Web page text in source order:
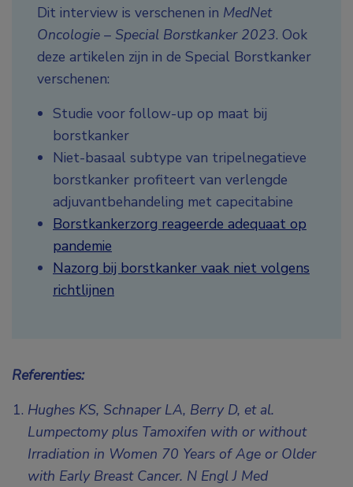
Dit interview is verschenen in MedNet
Oncologie – Special Borstkanker 2023. Ook
deze artikelen zijn in de Special Borstkanker
verschenen:
Studie voor follow-up op maat bij
borstkanker
Niet-basaal subtype van tripelnegatieve
borstkanker profiteert van verlengde
adjuvantbehandeling met capecitabine
Borstkankerzorg reageerde adequaat op
pandemie
Nazorg bij borstkanker vaak niet volgens
richtlijnen
Referenties:
Hughes KS, Schnaper LA, Berry D, et al.
Lumpectomy plus Tamoxifen with or without
Irradiation in Women 70 Years of Age or Older
with Early Breast Cancer. N Engl J Med